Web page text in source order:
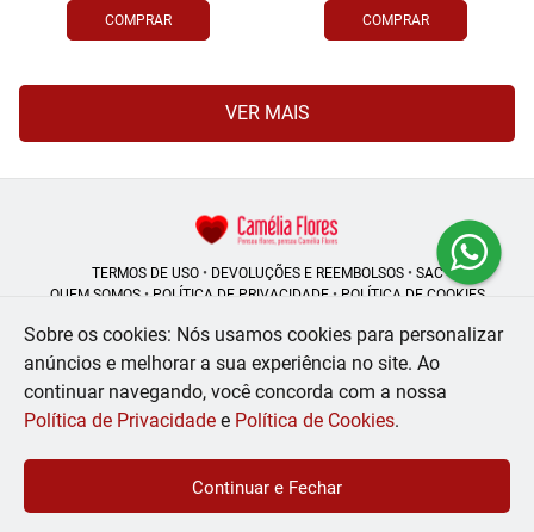
COMPRAR COMPRAR
VER MAIS
TERMOS DE USO• DEVOLUÇÕES E REEMBOLSOS• SAC
QUEM SOMOS• POLÍTICA DE PRIVACIDADE• POLÍTICA DE COOKIES
Camélia Flores | CNPJ: 08.250.956/0001-53
Rua do Rosário - 164, Centro - Rio de Janeiro - RJ - 20041-002
© 2024-2026 - Todos os direitos reservados - Desenvolvido por
Sobre os cookies: Nós usamos cookies para personalizar
anúncios e melhorar a sua experiência no site. Ao
continuar navegando, você concorda com a nossa
Política de Privacidade e Política de Cookies.
Continuar e Fechar